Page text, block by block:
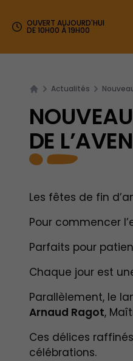
OUVERT AUJOURD'HUI
DE 10H00 À 19H00
Actualités
DE
Les fêtes de fin
Pour commencer
Parfaits pour
Chaque jour est
Parallèlement, le
Arnaud Ragot,
Ces délices
célébrations.